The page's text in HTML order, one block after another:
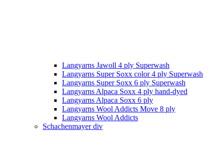
Langyarns Jawoll 4 ply Superwash
Langyarns Super Soxx color 4 ply Superwash
Langyarns Super Soxx 6 ply Superwash
Langyarns Alpaca Soxx 4 ply hand-dyed
Langyarns Alpaca Soxx 6 ply
Langyarns Wool Addicts Move 8 ply
Langyarns Wool Addicts
Schachenmayer div